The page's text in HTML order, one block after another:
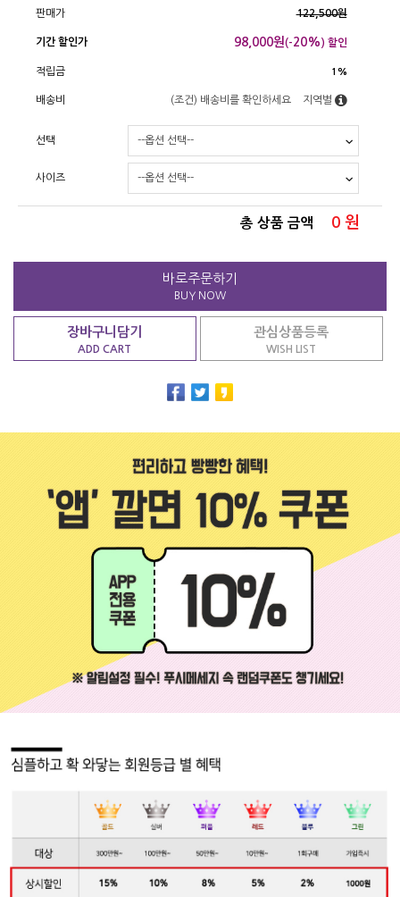
판매가 122,500원
기간 할인가 98,000원(-20%) 할인
적립금 1%
배송비 (조건) 배송비를 확인하세요 지역별
선택
사이즈
총 상품 금액 0 원
바로주문하기
BUY NOW
장바구니담기
ADD CART
관심상품등록
WISH LIST